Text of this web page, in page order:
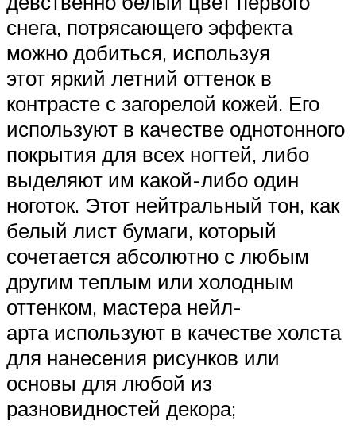
снега, потрясающего эффекта
можно добиться, используя
этот яркий летний оттенок в
контрасте с загорелой кожей. Его
используют в качестве однотонного
покрытия для всех ногтей, либо
выделяют им какой-либо один
ноготок. Этот нейтральный тон, как
белый лист бумаги, который
сочетается абсолютно с любым
другим теплым или холодным
оттенком, мастера нейл-
арта используют в качестве холста
для нанесения рисунков или
основы для любой из
разновидностей декора;